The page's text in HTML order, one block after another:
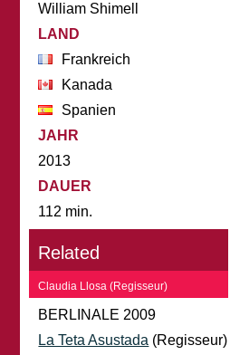
William Shimell
LAND
Frankreich
Kanada
Spanien
JAHR
2013
DAUER
112 min.
Related
Claudia Llosa (Regisseur)
BERLINALE 2009
La Teta Asustada (Regisseur)